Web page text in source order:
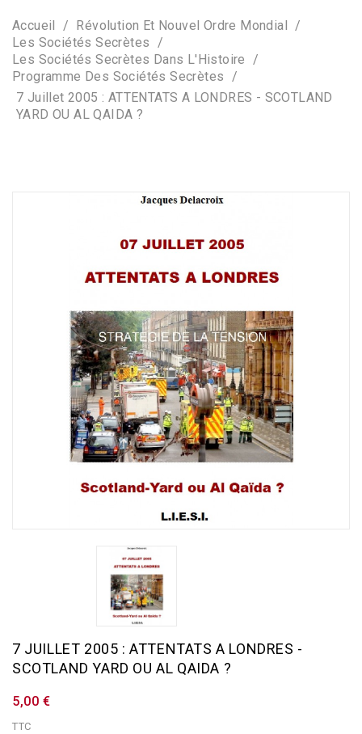
Accueil
Révolution Et Nouvel Ordre Mondial
Les Sociétés Secrètes
Les Sociétés Secrètes Dans L'Histoire
Programme Des Sociétés Secrètes
7 Juillet 2005 : ATTENTATS A LONDRES - SCOTLAND
YARD OU AL QAIDA ?
7 JUILLET 2005 : ATTENTATS A LONDRES -
SCOTLAND YARD OU AL QAIDA ?
5,00 €
TTC